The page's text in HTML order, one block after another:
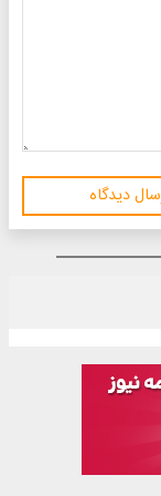
دیدگاه